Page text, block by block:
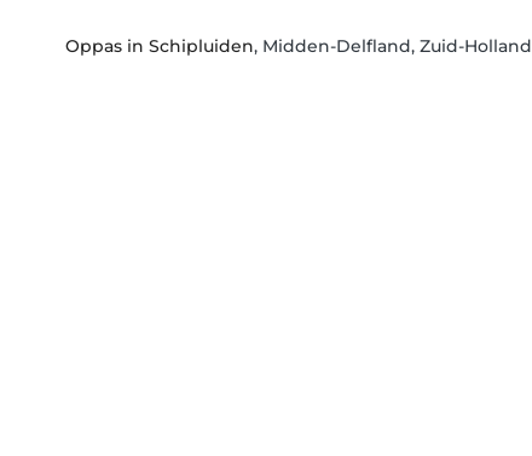
Oppas in Schipluiden, Midden-Delfland, Zuid-Holland